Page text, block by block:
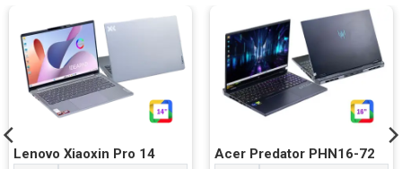
Lenovo Xiaoxin Pro 14 Acer Predator PHN16-72